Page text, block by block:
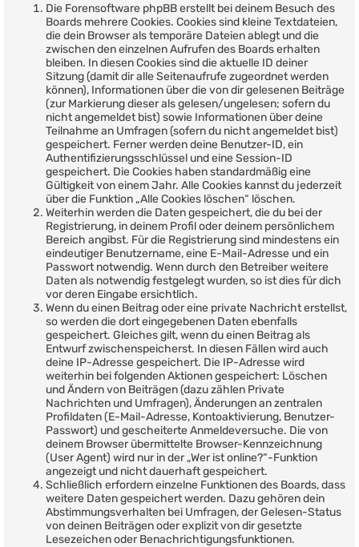
Die Forensoftware phpBB erstellt bei deinem Besuch des
Boards mehrere Cookies. Cookies sind kleine Textdateien,
die dein Browser als temporäre Dateien ablegt und die
zwischen den einzelnen Aufrufen des Boards erhalten
bleiben. In diesen Cookies sind die aktuelle ID deiner
Sitzung (damit dir alle Seitenaufrufe zugeordnet werden
können), Informationen über die von dir gelesenen Beiträge
(zur Markierung dieser als gelesen/ungelesen; sofern du
nicht angemeldet bist) sowie Informationen über deine
Teilnahme an Umfragen (sofern du nicht angemeldet bist)
gespeichert. Ferner werden deine Benutzer-ID, ein
Authentifizierungsschlüssel und eine Session-ID
gespeichert. Die Cookies haben standardmäßig eine
Gültigkeit von einem Jahr. Alle Cookies kannst du jederzeit
über die Funktion „Alle Cookies löschen“ löschen.
Weiterhin werden die Daten gespeichert, die du bei der
Registrierung, in deinem Profil oder deinem persönlichem
Bereich angibst. Für die Registrierung sind mindestens ein
eindeutiger Benutzername, eine E-Mail-Adresse und ein
Passwort notwendig. Wenn durch den Betreiber weitere
Daten als notwendig festgelegt wurden, so ist dies für dich
vor deren Eingabe ersichtlich.
Wenn du einen Beitrag oder eine private Nachricht erstellst,
so werden die dort eingegebenen Daten ebenfalls
gespeichert. Gleiches gilt, wenn du einen Beitrag als
Entwurf zwischenspeicherst. In diesen Fällen wird auch
deine IP-Adresse gespeichert. Die IP-Adresse wird
weiterhin bei folgenden Aktionen gespeichert: Löschen
und Ändern von Beiträgen (dazu zählen Private
Nachrichten und Umfragen), Änderungen an zentralen
Profildaten (E-Mail-Adresse, Kontoaktivierung, Benutzer-
Passwort) und gescheiterte Anmeldeversuche. Die von
deinem Browser übermittelte Browser-Kennzeichnung
(User Agent) wird nur in der „Wer ist online?“-Funktion
angezeigt und nicht dauerhaft gespeichert.
Schließlich erfordern einzelne Funktionen des Boards, dass
weitere Daten gespeichert werden. Dazu gehören dein
Abstimmungsverhalten bei Umfragen, der Gelesen-Status
von deinen Beiträgen oder explizit von dir gesetzte
Lesezeichen oder Benachrichtigungsfunktionen.